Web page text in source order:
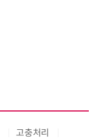
고충처리